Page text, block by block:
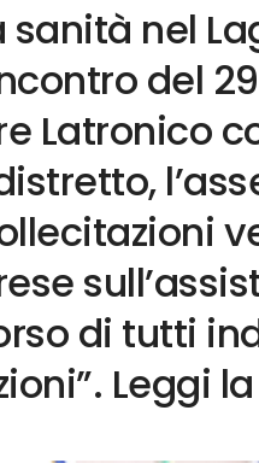
sanità nel
del
Latronico
di tutti
Leggi